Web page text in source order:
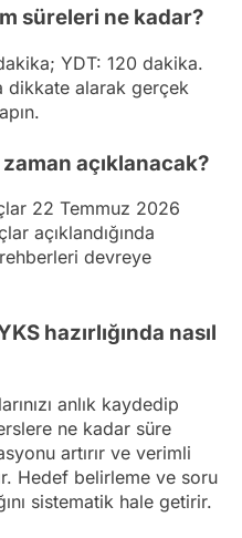
süreleri ne kadar?
YDT: 120 dakika.
dikkate alarak gerçek
açıklanacak?
22 Temmuz 2026
açıklandığında
devreye
hazırlığında nasıl
anlık kaydedip
ne kadar süre
artırır ve verimli
Hedef belirleme ve soru
sistematik hale getirir.